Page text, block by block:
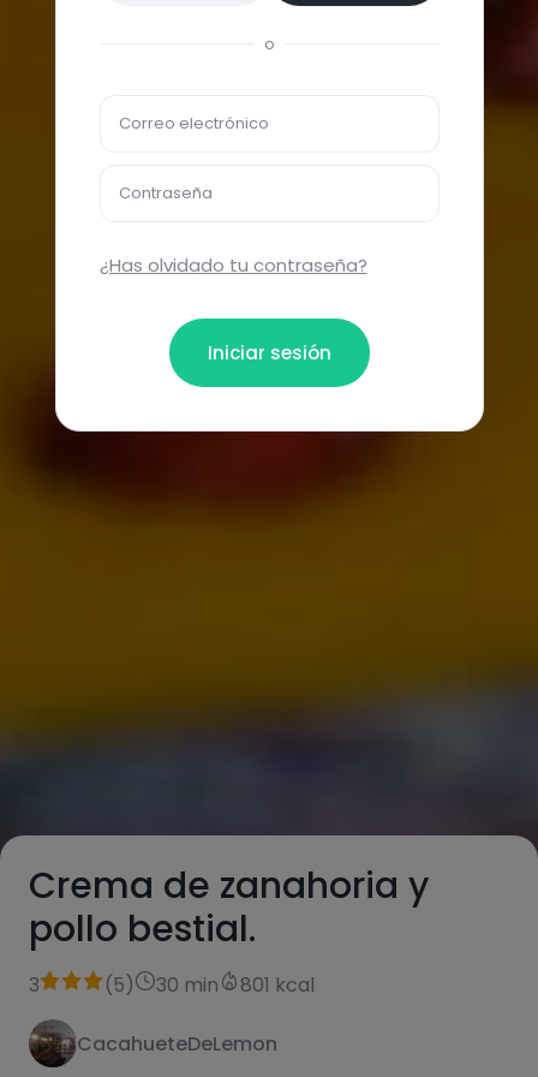
Crema de zanahoria y
pollo bestial.
3 (5) 30 min 801 kcal
CacahueteDeLemon
o
Correo electrónico
Contraseña
¿Has olvidado tu contraseña?
Iniciar sesión